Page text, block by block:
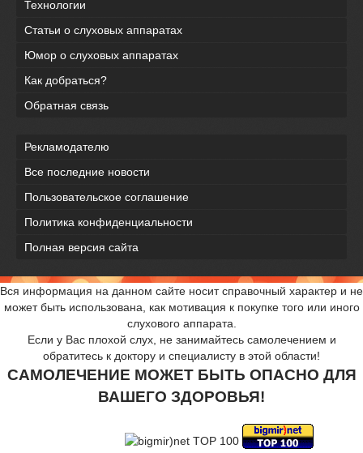
Технологии
Статьи о слуховых аппаратах
Юмор о слуховых аппаратах
Как добраться?
Обратная связь
Рекламодателю
Все последние новости
Пользовательское соглашение
Политика конфиденциальности
Полная версия сайта
Вся информация на данном сайте носит справочный характер и не
может быть использована, как мотивация к покупке того или иного
слухового аппарата.
Если у Вас плохой слух, не занимайтесь самолечением и
обратитесь к доктору и специалисту в этой области!
САМОЛЕЧЕНИЕ МОЖЕТ БЫТЬ ОПАСНО ДЛЯ
ВАШЕГО ЗДОРОВЬЯ!